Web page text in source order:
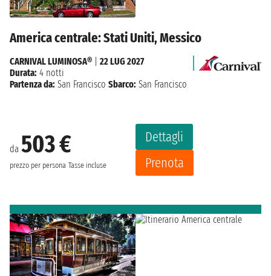
America centrale: Stati Uniti, Messico
da 503 €
prezzo per persona Tasse incluse
Dettagli
Prenota
CARNIVAL LUMINOSA®
22 LUG 2027
Durata: 4 notti
Partenza da: San Francisco Sbarco: San Francisco